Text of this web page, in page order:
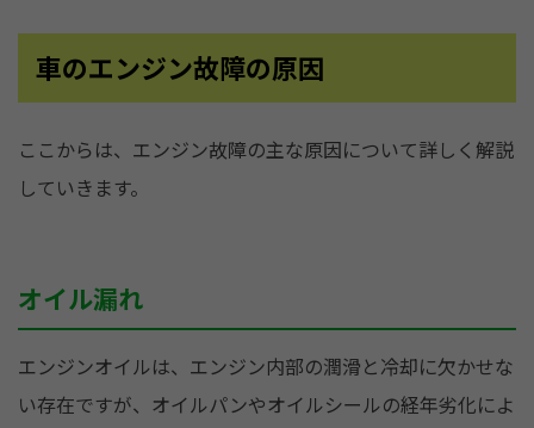
車のエンジン故障の原因
ここからは、エンジン故障の主な原因について詳しく解説
していきます。
オイル漏れ
エンジンオイルは、エンジン内部の潤滑と冷却に欠かせな
い存在ですが、オイルパンやオイルシールの経年劣化によ